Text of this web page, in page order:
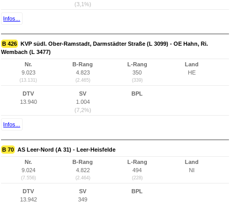
(3,1%)
Infos...
B 426 KVP südl. Ober-Ramstadt, Darmstädter Straße (L 3099) - OE Hahn, Ri.
Wembach (L 3477)
Nr.
9.023
(13.131)
B-Rang
4.823
(2.465)
L-Rang
350
(339)
Land
HE
DTV
13.940
SV
1.004
(7,2%)
BPL
Infos...
B 70 AS Leer-Nord (A 31) - Leer-Heisfelde
Nr.
9.024
(7.556)
B-Rang
4.822
(2.464)
L-Rang
494
(228)
Land
NI
DTV
13.942
SV
349
BPL